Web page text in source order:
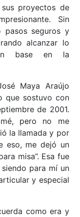
proyectos de
Sin
pasos seguros y
alcanzar lo
base en la
Maya Araújo
que sostuvo con
de 2001.
pero no me
la llamada y por
eso, me dejó un
misa”. Esa fue
para mí un
y especial
como era y